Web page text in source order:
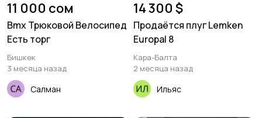
11 000 сом
Bmx Трюковой Велосипед
Есть торг
Бишкек
3 месяца назад
Салман
14 300 $
Продаётся плуг Lemken
Europal 8
Кара-Балта
2 месяца назад
Ильяс